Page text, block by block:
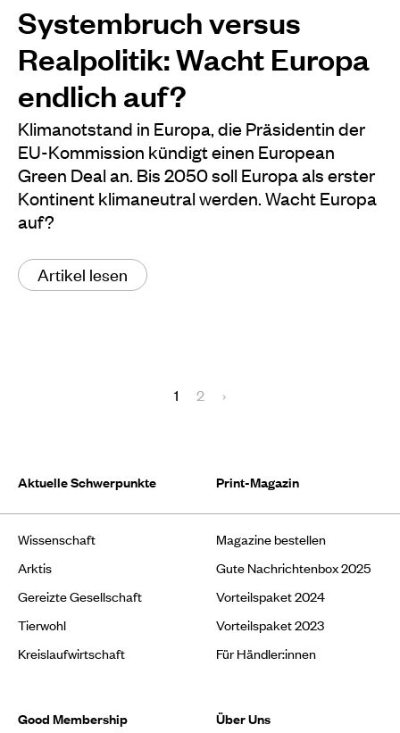
Systembruch versus
Realpolitik: Wacht Europa
endlich auf?
Klimanotstand in Europa, die Präsidentin der
EU-Kommission kündigt einen European
Green Deal an. Bis 2050 soll Europa als erster
Kontinent klimaneutral werden. Wacht Europa
auf?
Artikel lesen
1 2 ›
Aktuelle Schwerpunkte
Wissenschaft
Arktis
Gereizte Gesellschaft
Tierwohl
Kreislaufwirtschaft
Print-Magazin
Magazine bestellen
Gute Nachrichtenbox 2025
Vorteilspaket 2024
Vorteilspaket 2023
Für Händler:innen
Good Membership Über Uns